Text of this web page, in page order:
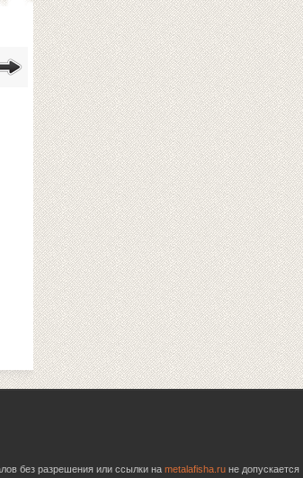
без разрешения или ссылки на metalafisha.ru не допускается